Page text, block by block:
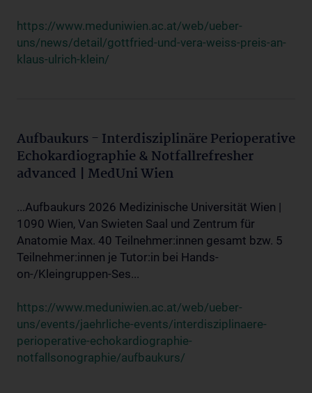
https://www.meduniwien.ac.at/web/ueber-
uns/news/detail/gottfried-und-vera-weiss-preis-an-
klaus-ulrich-klein/
Aufbaukurs - Interdisziplinäre Perioperative
Echokardiographie & Notfallrefresher
advanced | MedUni Wien
...Aufbaukurs 2026 Medizinische Universität Wien |
1090 Wien, Van Swieten Saal und Zentrum für
Anatomie Max. 40 Teilnehmer:innen gesamt bzw. 5
Teilnehmer:innen je Tutor:in bei Hands-
on-/Kleingruppen-Ses...
https://www.meduniwien.ac.at/web/ueber-
uns/events/jaehrliche-events/interdisziplinaere-
perioperative-echokardiographie-
notfallsonographie/aufbaukurs/